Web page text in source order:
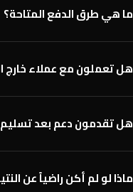
ما هي طرق الدفع المتاحة؟
هل تعملون مع عملاء خارج
هل تقدمون دعم بعد
ماذا لو لم أكن راضياً عن